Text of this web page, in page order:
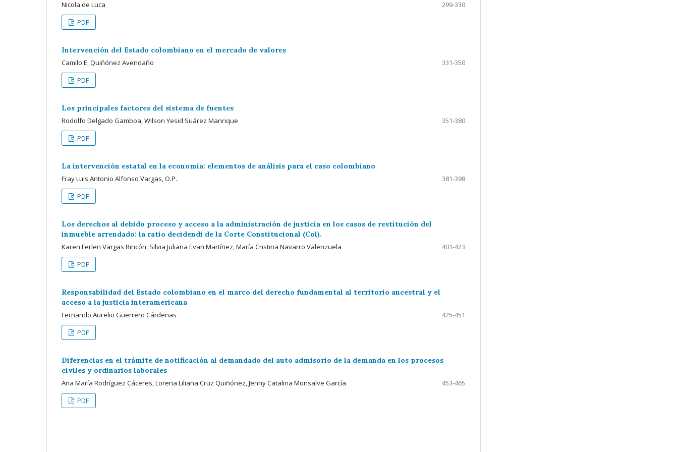
Nicola de Luca
299-330
PDF
Intervención del Estado colombiano en el mercado de valores
Camilo E. Quiñónez Avendaño
331-350
PDF
Los principales factores del sistema de fuentes
Rodolfo Delgado Gamboa, Wilson Yesid Suárez Manrique
351-380
PDF
La intervención estatal en la economía: elementos de análisis para el caso colombiano
Fray Luis Antonio Alfonso Vargas, O.P.
381-398
PDF
Los derechos al debido proceso y acceso a la administración de justicia en los casos de restitución del
inmueble arrendado: la ratio decidendi de la Corte Constitucional (Col).
Karen Ferlen Vargas Rincón, Silvia Juliana Evan Martínez, María Cristina Navarro Valenzuela
401-423
PDF
Responsabilidad del Estado colombiano en el marco del derecho fundamental al territorio ancestral y el
acceso a la justicia interamericana
Fernando Aurelio Guerrero Cárdenas
425-451
PDF
Diferencias en el trámite de notificación al demandado del auto admisorio de la demanda en los procesos
civiles y ordinarios laborales
Ana María Rodríguez Cáceres, Lorena Liliana Cruz Quiñónez, Jenny Catalina Monsalve García
453-465
PDF